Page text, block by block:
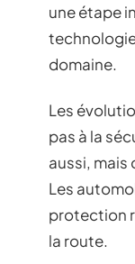
une étape
domaine.
Les
pas à la
aussi, mais
Les
protection
la route.